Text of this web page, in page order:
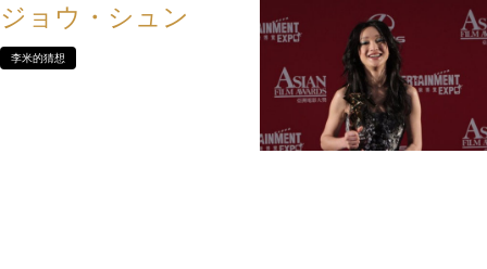
ジョウ・シュン
李米的猜想